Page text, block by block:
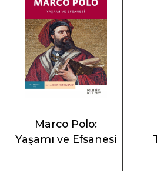
Marco Polo:
Yaşamı ve Efsanesi